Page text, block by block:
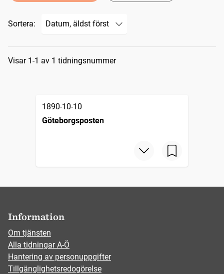
Sortera:
Sökresultat
Visar 1-1 av 1 tidningsnummer
1890-10-10
Göteborgsposten
Göteborgs-upplagan, Göteborg
Information
Om tjänsten
Alla tidningar A-Ö
Hantering av personuppgifter
Tillgänglighetsredogörelse